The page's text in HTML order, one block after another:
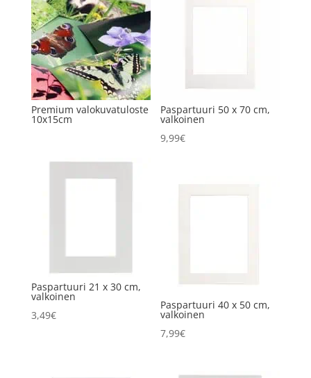
Premium valokuvatuloste
10x15cm
Paspartuuri 50 x 70 cm,
valkoinen
9,99€
Paspartuuri 21 x 30 cm,
valkoinen
3,49€
Paspartuuri 40 x 50 cm,
valkoinen
7,99€